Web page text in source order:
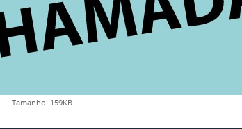
— Tamanho: 159KB